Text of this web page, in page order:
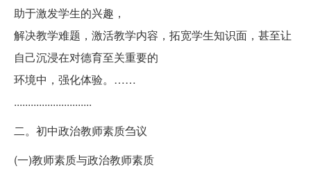
助于激发学生的兴趣，
解决教学难题，激活教学内容，拓宽学生知识面，甚至让
自己沉浸在对德育至关重要的
环境中，强化体验。……
............................
二。初中政治教师素质刍议
(一)教师素质与政治教师素质